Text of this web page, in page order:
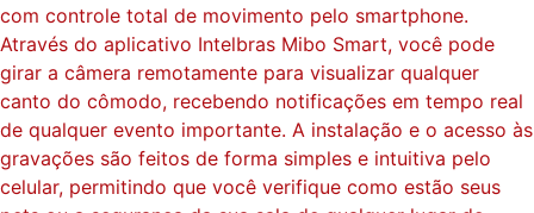
com controle total de movimento pelo smartphone.
Através do aplicativo Intelbras Mibo Smart, você pode
girar a câmera remotamente para visualizar qualquer
canto do cômodo, recebendo notificações em tempo real
de qualquer evento importante. A instalação e o acesso às
gravações são feitos de forma simples e intuitiva pelo
celular, permitindo que você verifique como estão seus